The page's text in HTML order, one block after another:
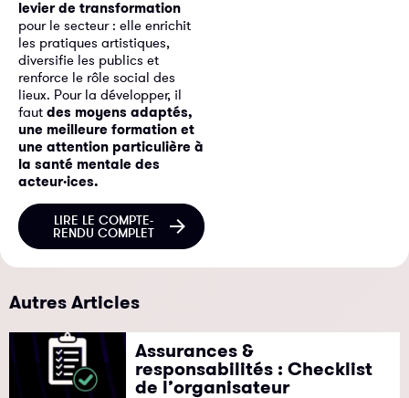
levier de transformation
pour le secteur : elle enrichit
les pratiques artistiques,
diversifie les publics et
renforce le rôle social des
lieux. Pour la développer, il
faut des moyens adaptés,
une meilleure formation et
une attention particulière à
la santé mentale des
acteur·ices.
LIRE LE COMPTE-
RENDU COMPLET
Autres Articles
Assurances &
responsabilités : Checklist
de l’organisateur